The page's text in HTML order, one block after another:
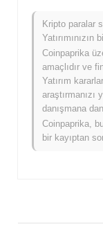
Tüm Zamanların
Tüm
Ukrainians
görüyor .
Ukrainians
Son 7 günde
piyasasından
Kripto paralar
Coinpaprika
amaçlıdır ve
Yatırım
araştırmanızı
danışmana
Coinpaprika,
bir kayıptan